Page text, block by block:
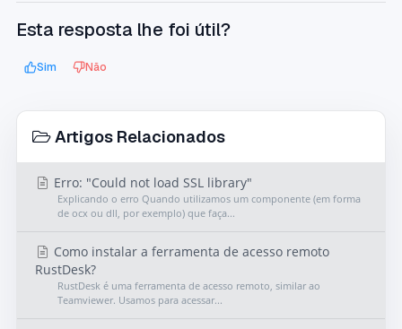
Esta resposta lhe foi útil?
Sim Não
Artigos Relacionados
Erro: "Could not load SSL library"
Explicando o erro Quando utilizamos um componente (em forma
de ocx ou dll, por exemplo) que faça...
Como instalar a ferramenta de acesso remoto
RustDesk?
RustDesk é uma ferramenta de acesso remoto, similar ao
Teamviewer. Usamos para acessar...